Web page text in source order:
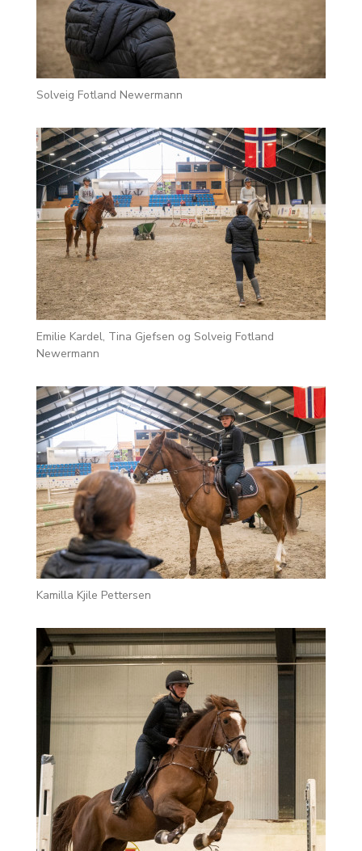
Solveig Fotland Newermann
Emilie Kardel, Tina Gjefsen og Solveig Fotland
Newermann
Kamilla Kjile Pettersen